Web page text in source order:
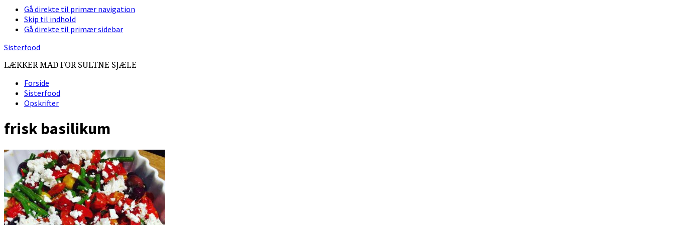
Gå direkte til primær navigation
Skip til indhold
Gå direkte til primær sidebar
Sisterfood
LÆKKER MAD FOR SULTNE SJÆLE
Forside
Sisterfood
Opskrifter
frisk basilikum